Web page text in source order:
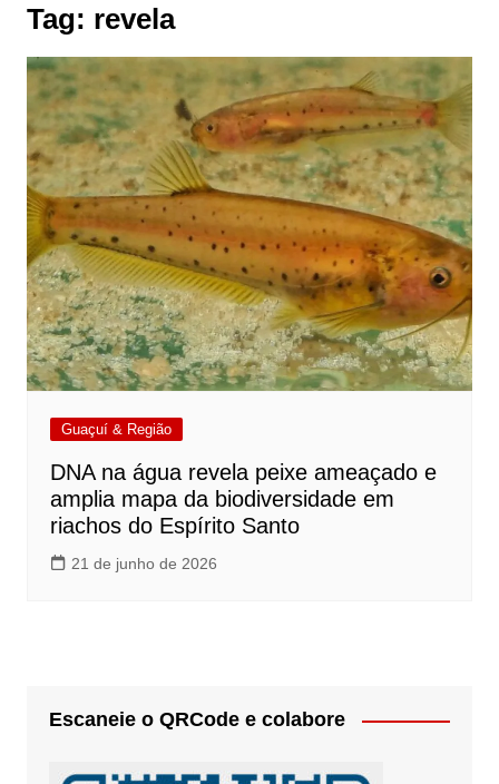
Tag: revela
Guaçuí & Região
DNA na água revela peixe ameaçado e
amplia mapa da biodiversidade em
riachos do Espírito Santo
21 de junho de 2026
Escaneie o QRCode e colabore